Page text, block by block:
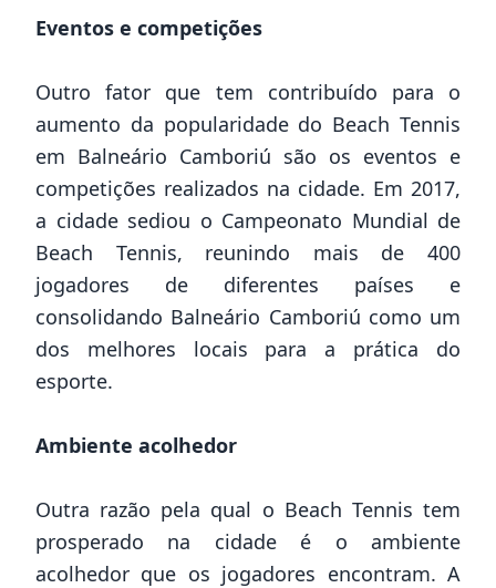
Eventos e competições
Outro fator que tem contribuído para o
aumento da popularidade do Beach Tennis
em Balneário Camboriú são os eventos e
competições realizados na cidade. Em 2017,
a cidade sediou o Campeonato Mundial de
Beach Tennis, reunindo mais de 400
jogadores de diferentes países e
consolidando Balneário Camboriú como um
dos melhores locais para a prática do
esporte.
Ambiente acolhedor
Outra razão pela qual o Beach Tennis tem
prosperado na cidade é o ambiente
acolhedor que os jogadores encontram. A